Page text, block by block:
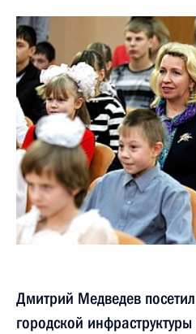
Дмитрий Медведев
городской